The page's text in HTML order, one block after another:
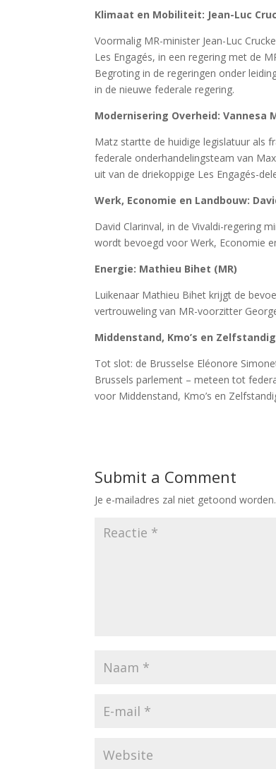
Klimaat en Mobiliteit: Jean-Luc
Voormalig MR-minister Jean-Luc
Les Engagés, in een regering met de
Begroting in de regeringen onder
in de nieuwe federale regering.
Modernisering Overheid: Vannesa
Matz startte de huidige legislatuur als
federale onderhandelingsteam van
uit van de driekoppige Les Engagés-
Werk, Economie en Landbouw:
David Clarinval, in de Vivaldi-regering
wordt bevoegd voor Werk, Economie
Energie: Mathieu Bihet (MR)
Luikenaar Mathieu Bihet krijgt de
vertrouweling van MR-voorzitter
Middenstand, Kmo’s en
Tot slot: de Brusselse Eléonore
Brussels parlement – meteen tot
voor Middenstand, Kmo’s en
Submit a Comment
Je e-mailadres zal niet getoond worden.